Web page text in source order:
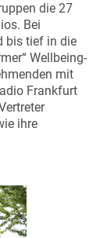
die 27
Bei
bis tief in die
Wellbeing-
mit
Frankfurt
ihre